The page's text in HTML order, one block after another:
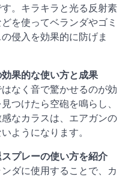
。キラキラと光る反射素
を使ってベランダやゴミ
侵入を効果的に防げま
果的な使い方と成果
なく音で驚かせるのが効
つけたら空砲を鳴らし、
なカラスは、エアガンの
ようになります。
プレーの使い方を紹介
ダに使用することで、カ